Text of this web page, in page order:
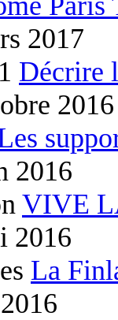
2017
Décrire
2016
2016
VIVE
2016
La